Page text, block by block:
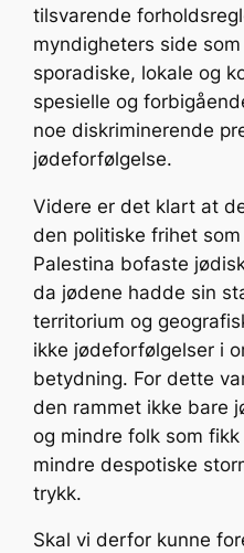
tilsvarende
myndigheters side
sporadiske, lokale og
spesielle og
noe diskriminerende
jødeforfølgelse.
Videre er det klart at
den politiske frihet
Palestina bofaste
da jødene hadde sin
territorium og
ikke jødeforfølgelser i
betydning. For dette
den rammet ikke bare
og mindre folk som
mindre despotiske
trykk.
Skal vi derfor kunne